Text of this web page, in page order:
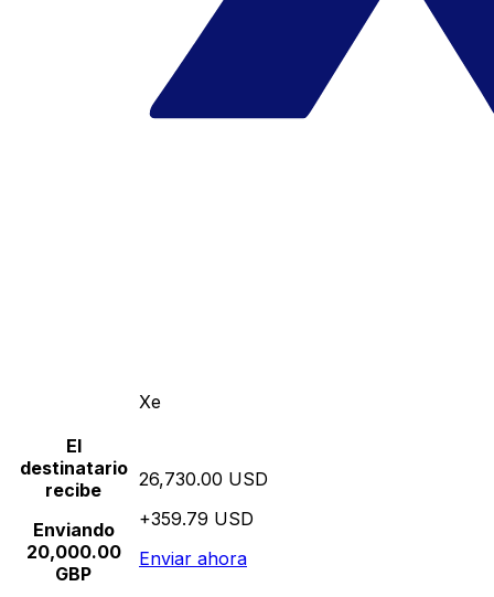
Xe
El
destinatario
recibe
Enviando
20,000.00
GBP
26,730.00 USD
+359.79 USD
Enviar ahora